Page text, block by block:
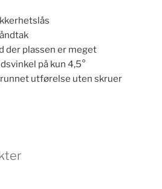
der plassen er meget
på kun 4,5°
utførelse uten skruer